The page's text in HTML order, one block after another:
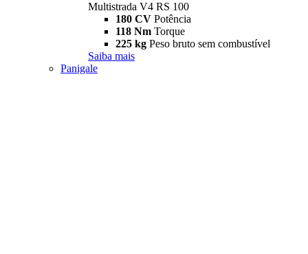
Multistrada V4 RS 100
180 CV Potência
118 Nm Torque
225 kg Peso bruto sem combustível
Saiba mais
Panigale